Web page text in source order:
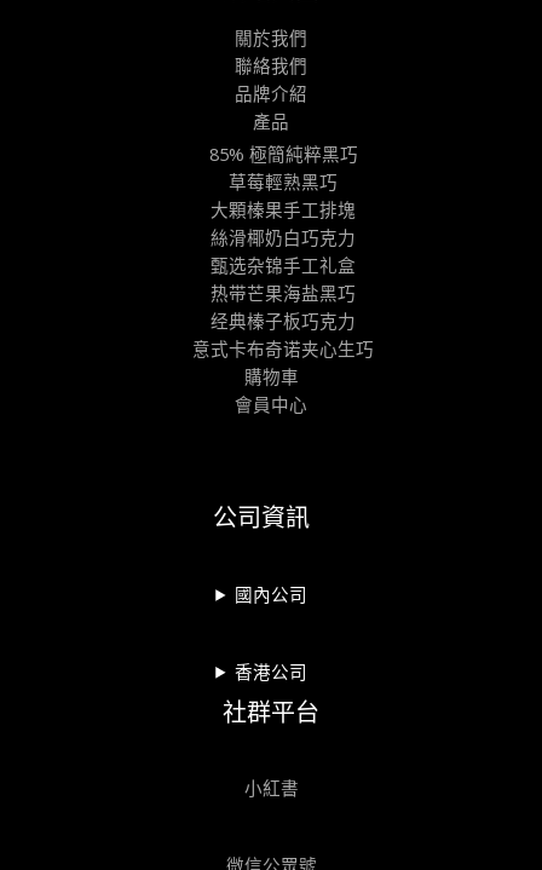
關於我們
聯絡我們
品牌介紹
產品
85% 極簡純粹黑巧
草莓輕熟黑巧
大顆榛果手工排塊
絲滑椰奶白巧克力
甄选杂锦手工礼盒
热带芒果海盐黑巧
经典榛子板巧克力
意式卡布奇诺夹心生巧
購物車
會員中心
公司資訊
國內公司
香港公司
社群平台
小紅書